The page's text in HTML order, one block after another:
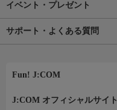
イベント・プレゼント
サポート・よくある質問
Fun! J:COM
J:COM オフィシャルサイト